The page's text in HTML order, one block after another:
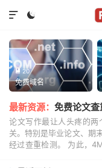


 20
免费域名
最新资源： 免费论文
论文写作最让人头疼的
关。特别是毕业论文、期
经过查重检测。 为此，